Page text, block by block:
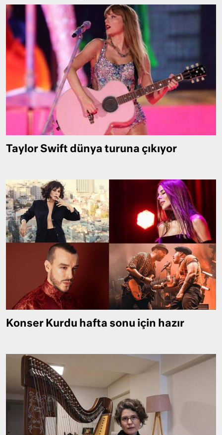
Taylor Swift dünya turuna çıkıyor
Konser Kurdu hafta sonu için hazır